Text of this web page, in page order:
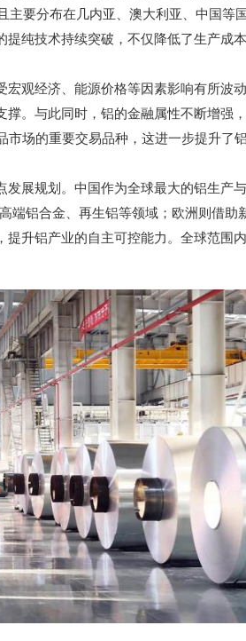
主要分布在几内亚、澳大利亚、中国等
纯技术持续突破，不仅降低了生产成
观经济、能源价格等因素影响有所波
。与此同时，铝的金融属性不断增强
场的重要交易品种，这进一步提升了
展规划。中国作为全球最大的铝生产
端铝合金、再生铝等领域；欧洲则借助
升铝产业的自主可控能力。全球范围